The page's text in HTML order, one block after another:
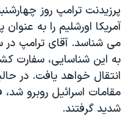
نرگس محمدی برنده جایزه
همایش محافظه‌کاران
صفحه‌های ویژه
سفر پرزیدنت ترامپ به چین
آمریکا اورشلیم را به
می شناسد. آقای ترامپ در
به این شناسایی، سفارت
انتقال خواهد یافت. در
مقامات اسرائیل روبرو شد،
شدید گرفتند.